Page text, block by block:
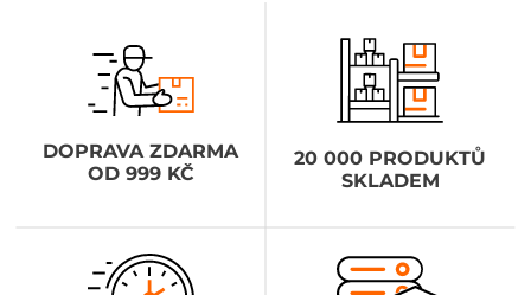
DOPRAVA ZDARMA
OD 999 KČ
20 000 PRODUKTŮ
SKLADEM